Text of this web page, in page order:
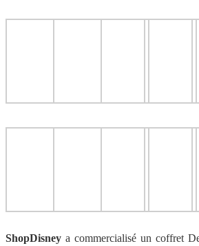
ShopDisney a commercialisé un coffret